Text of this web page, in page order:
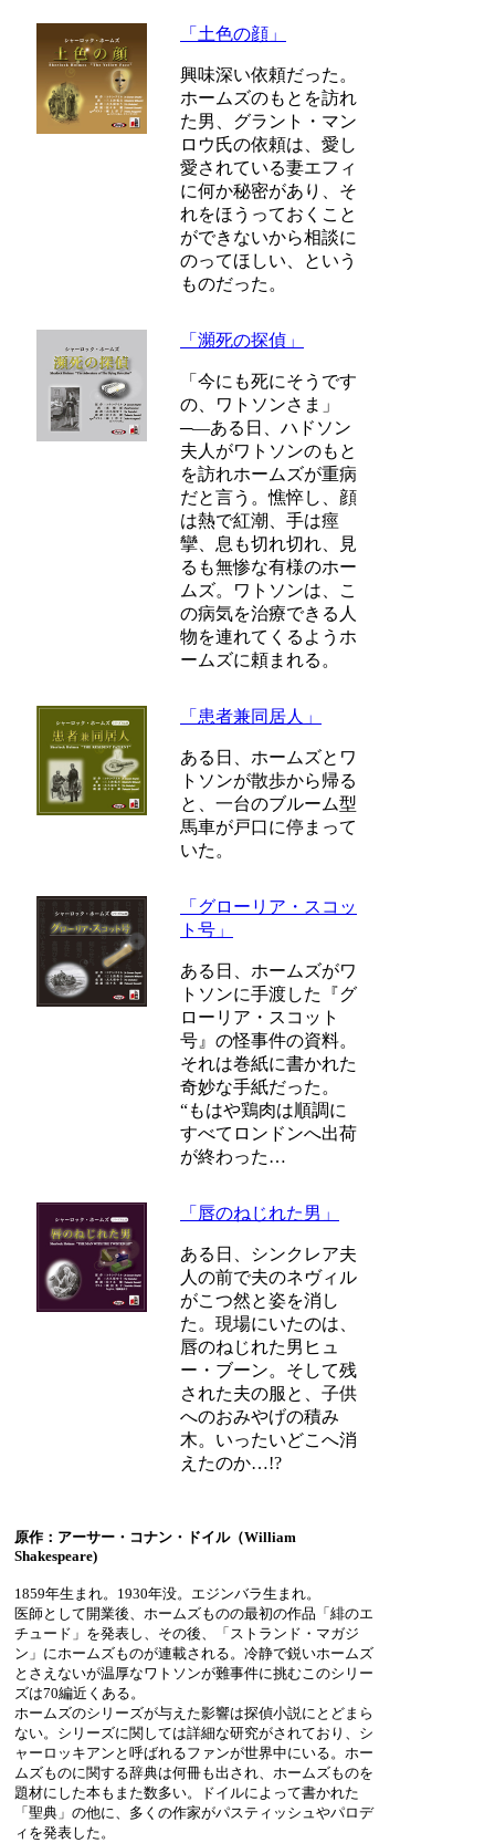
「土色の顔」
興味深い依頼だった。
ホームズのもとを訪れ
た男、グラント・マン
ロウ氏の依頼は、愛し
愛されている妻エフィ
に何か秘密があり、そ
れをほうっておくこと
ができないから相談に
のってほしい、という
ものだった。
「瀕死の探偵」
「今にも死にそうです
の、ワトソンさま」
─―ある日、ハドソン
夫人がワトソンのもと
を訪れホームズが重病
だと言う。憔悴し、顔
は熱で紅潮、手は痙
攣、息も切れ切れ、見
るも無惨な有様のホー
ムズ。ワトソンは、こ
の病気を治療できる人
物を連れてくるようホ
ームズに頼まれる。
「患者兼同居人」
ある日、ホームズとワ
トソンが散歩から帰る
と、一台のブルーム型
馬車が戸口に停まって
いた。
「グローリア・スコッ
ト号」
ある日、ホームズがワ
トソンに手渡した『グ
ローリア・スコット
号』の怪事件の資料。
それは巻紙に書かれた
奇妙な手紙だった。
“もはや鶏肉は順調に
すべてロンドンへ出荷
が終わった…
「唇のねじれた男」
ある日、シンクレア夫
人の前で夫のネヴィル
がこつ然と姿を消し
た。現場にいたのは、
唇のねじれた男ヒュ
ー・ブーン。そして残
された夫の服と、子供
へのおみやげの積み
木。いったいどこへ消
えたのか…!?
原作：アーサー・コナン・ドイル（William
Shakespeare)
1859年生まれ。1930年没。エジンバラ生まれ。
医師として開業後、ホームズものの最初の作品「緋のエ
チュード」を発表し、その後、「ストランド・マガジ
ン」にホームズものが連載される。冷静で鋭いホームズ
とさえないが温厚なワトソンが難事件に挑むこのシリー
ズは70編近くある。
ホームズのシリーズが与えた影響は探偵小説にとどまら
ない。シリーズに関しては詳細な研究がされており、シ
ャーロッキアンと呼ばれるファンが世界中にいる。ホー
ムズものに関する辞典は何冊も出され、ホームズものを
題材にした本もまた数多い。ドイルによって書かれた
「聖典」の他に、多くの作家がパスティッシュやパロデ
ィを発表した。